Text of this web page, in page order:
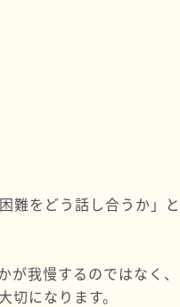
難をどう話し合うか」と
我慢するのではなく、
になります。